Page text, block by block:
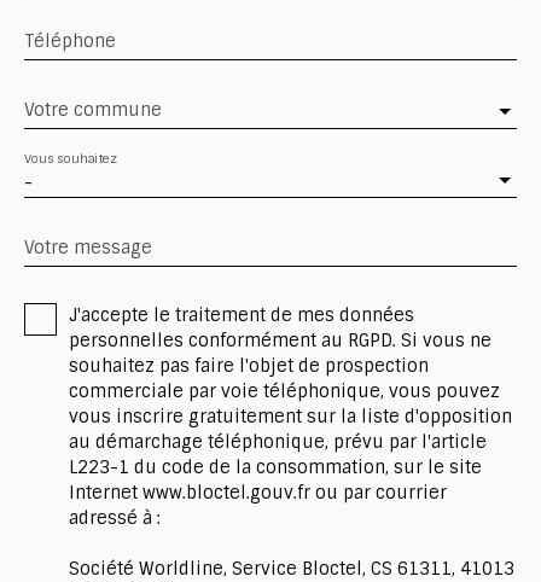
Téléphone
Votre commune
-
Vous souhaitez
Votre message
J'accepte le traitement de mes données
personnelles conformément au RGPD. Si vous ne
souhaitez pas faire l'objet de prospection
commerciale par voie téléphonique, vous pouvez
vous inscrire gratuitement sur la liste d'opposition
au démarchage téléphonique, prévu par l'article
L223-1 du code de la consommation, sur le site
Internet www.bloctel.gouv.fr ou par courrier
adressé à :
Société Worldline, Service Bloctel, CS 61311, 41013